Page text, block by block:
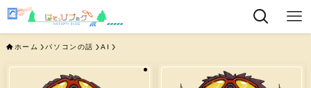
ホーム パソコンの話 AI